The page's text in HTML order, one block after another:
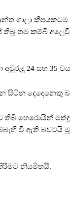
ශාලා
තිබූ තඹ කම්බි
අවුරුදු 24 සහ 35
සිටින දෙදෙනෙකු
තිබී හෙරොයින්
වී ඇති බවටයි
නියමිතයි.